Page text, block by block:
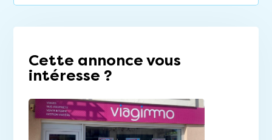
Cette annonce vous
intéresse ?